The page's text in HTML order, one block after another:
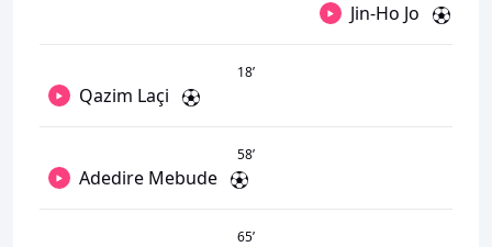
Jin-Ho Jo
18’
Qazim Laçi
58’
Adedire Mebude
65’